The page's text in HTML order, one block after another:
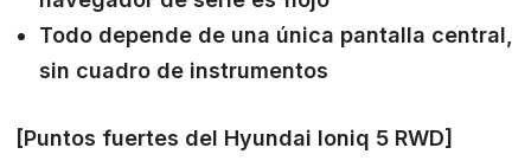
Todo depende de una única pantalla central,
sin cuadro de instrumentos
[Puntos fuertes del Hyundai Ioniq 5 RWD]